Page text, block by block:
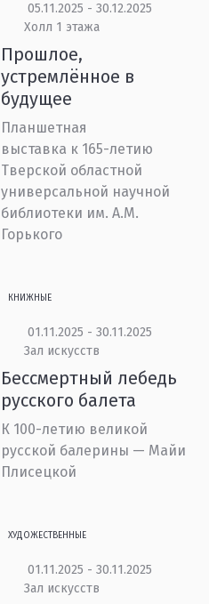
05.11.2025 - 30.12.2025
Холл 1 этажа
Прошлое,
устремлённое в
будущее
Планшетная
выставка к 165-летию
Тверской областной
универсальной научной
библиотеки им. А.М.
Горького
КНИЖНЫЕ
01.11.2025 - 30.11.2025
Зал искусств
Бессмертный лебедь
русского балета
К 100-летию великой
русской балерины — Майи
Плисецкой
ХУДОЖЕСТВЕННЫЕ
01.11.2025 - 30.11.2025
Зал искусств